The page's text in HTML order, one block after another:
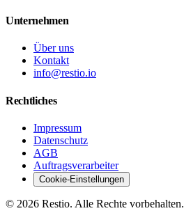
Unternehmen
Über uns
Kontakt
info@restio.io
Rechtliches
Impressum
Datenschutz
AGB
Auftragsverarbeiter
Cookie-Einstellungen
© 2026 Restio. Alle Rechte vorbehalten.